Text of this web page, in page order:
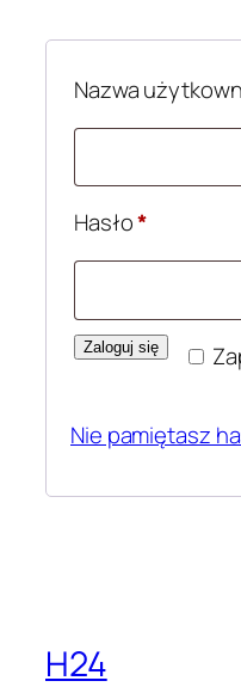
Nazwa
Hasło*
Zaloguj się
Nie pamiętasz
H24